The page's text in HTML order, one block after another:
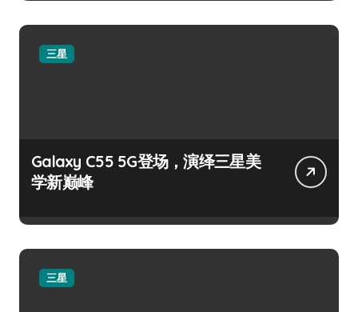
三星
Galaxy C55 5G登场，演绎三星美
学新巅峰
三星